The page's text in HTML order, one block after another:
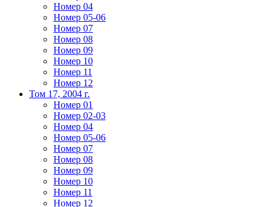
Номер 04
Номер 05-06
Номер 07
Номер 08
Номер 09
Номер 10
Номер 11
Номер 12
Том 17, 2004 г.
Номер 01
Номер 02-03
Номер 04
Номер 05-06
Номер 07
Номер 08
Номер 09
Номер 10
Номер 11
Номер 12